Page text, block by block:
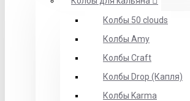
Колбы 50 clouds
Колбы Amy
Колбы Craft
Колбы Drop (Капля)
Колбы Karma